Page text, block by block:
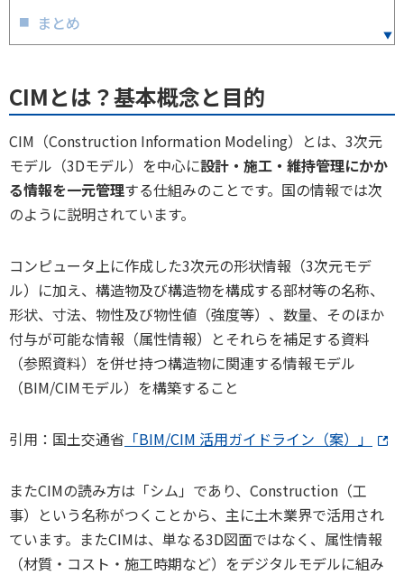
まとめ
CIMとは？基本概念と目的
CIM（Construction Information Modeling）とは、3次元
モデル（3Dモデル）を中心に設計・施工・維持管理にかか
る情報を一元管理する仕組みのことです。国の情報では次
のように説明されています。
コンピュータ上に作成した3次元の形状情報（3次元モデ
ル）に加え、構造物及び構造物を構成する部材等の名称、
形状、寸法、物性及び物性値（強度等）、数量、そのほか
付与が可能な情報（属性情報）とそれらを補足する資料
（参照資料）を併せ持つ構造物に関連する情報モデル
（BIM/CIMモデル）を構築すること
引用：国土交通省 「BIM/CIM 活用ガイドライン（案）」
またCIMの読み方は「シム」であり、Construction（工
事）という名称がつくことから、主に土木業界で活用され
ています。またCIMは、単なる3D図面ではなく、属性情報
（材質・コスト・施工時期など）をデジタルモデルに組み